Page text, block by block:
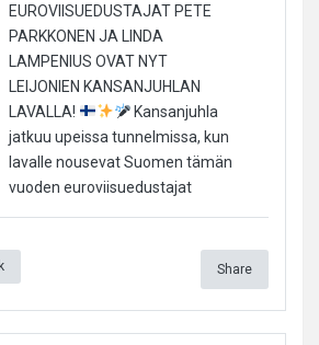
EUROVIISUEDUSTAJAT PETE
PARKKONEN JA LINDA
LAMPENIUS OVAT NYT
LEIJONIEN KANSANJUHLAN
LAVALLA!
Kansanjuhla
jatkuu upeissa tunnelmissa, kun
lavalle nousevat Suomen tämän
vuoden euroviisuedustajat
Share